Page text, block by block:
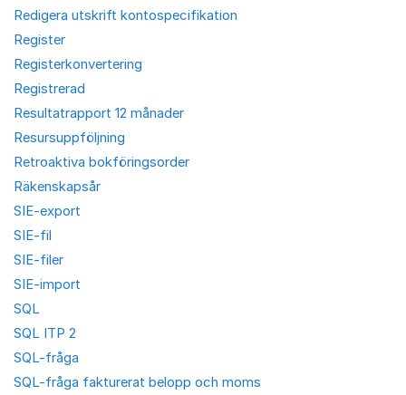
Redigera utskrift kontospecifikation
Register
Registerkonvertering
Registrerad
Resultatrapport 12 månader
Resursuppföljning
Retroaktiva bokföringsorder
Räkenskapsår
SIE-export
SIE-fil
SIE-filer
SIE-import
SQL
SQL ITP 2
SQL-fråga
SQL-fråga fakturerat belopp och moms